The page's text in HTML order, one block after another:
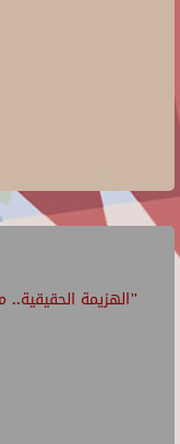
"الهزيمة